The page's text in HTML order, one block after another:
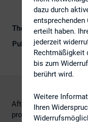
Themengebiet
Publikationsform
After analyzing
professors concluded
dazu durch
entsprechenden
erteilt haben.
jederzeit
Rechtmäßigkeit
bis zum
berührt wird.
Weitere
Ihren